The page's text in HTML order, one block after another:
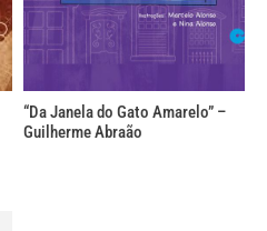
“Da Janela do Gato Amarelo” –
Guilherme Abraão